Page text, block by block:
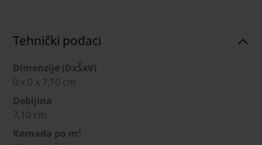
Tehnički podaci
Dimenzije (DxŠxV)
0 x 0 x 7,10 cm
Debljina
7,10 cm
Komada po m²